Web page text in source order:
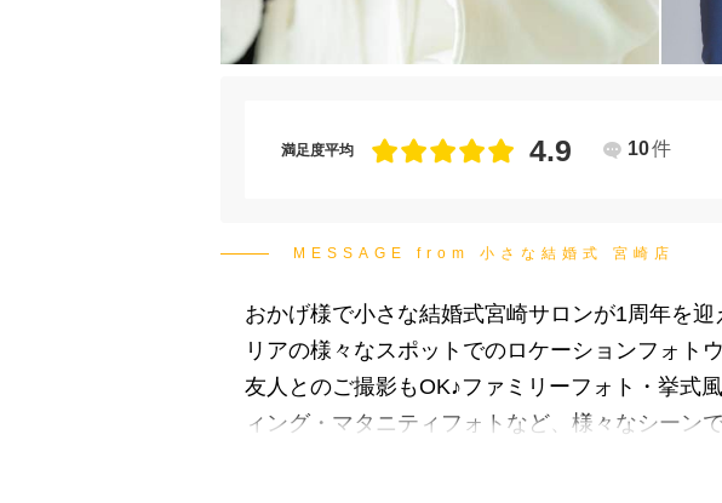
満足度平均 4.9 10件
MESSAGE from 小さな結婚式 宮崎店
おかげ様で小さな結婚式宮崎サロンが1周年を
リアの様々なスポットでのロケーションフォト
友人とのご撮影もOK♪ファミリーフォト・挙式
ィング・マタニティフォトなど、様々なシー